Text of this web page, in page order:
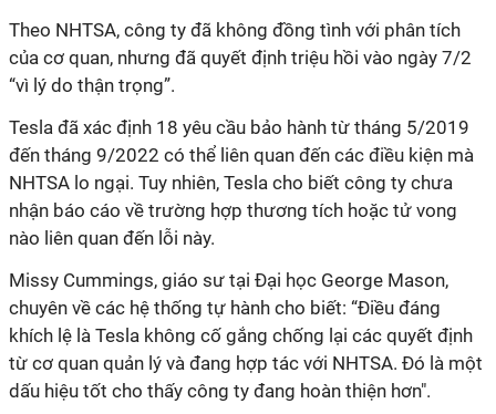
Theo NHTSA, công ty đã không đồng tình với phân tích
của cơ quan, nhưng đã quyết định triệu hồi vào ngày 7/2
“vì lý do thận trọng”.
Tesla đã xác định 18 yêu cầu bảo hành từ tháng 5/2019
đến tháng 9/2022 có thể liên quan đến các điều kiện mà
NHTSA lo ngại. Tuy nhiên, Tesla cho biết công ty chưa
nhận báo cáo về trường hợp thương tích hoặc tử vong
nào liên quan đến lỗi này.
Missy Cummings, giáo sư tại Đại học George Mason,
chuyên về các hệ thống tự hành cho biết: “Điều đáng
khích lệ là Tesla không cố gắng chống lại các quyết định
từ cơ quan quản lý và đang hợp tác với NHTSA. Đó là một
dấu hiệu tốt cho thấy công ty đang hoàn thiện hơn".